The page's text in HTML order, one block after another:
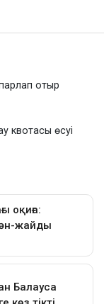
отыр
квотасы өсуі